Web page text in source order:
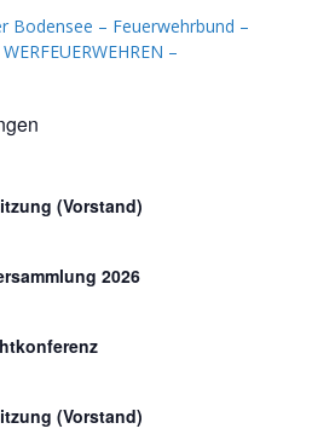
Bodensee – Feuerwehrbund –
–
(Vorstand)
2026
(Vorstand)